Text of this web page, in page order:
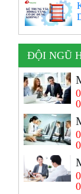
ĐỘI NGŨ